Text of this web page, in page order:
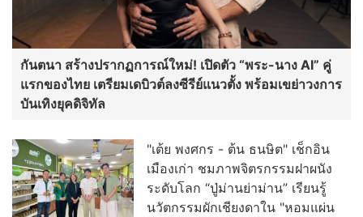
กันตนา สร้างปรากฏการณ์ใหม่! เปิดตัว “พระ-นาง AI” คู่
แรกของไทย เตรียมเดบิวต์ลงซีรีย์แนวตั้ง พร้อมเขย่าวงการ
บันเทิงยุคดิจิทัล
"เต้ย พงศกร - ต้น ธนษิต" เช็กอิน
เมืองเก่า ชมภาพจิตรกรรมฝาผนัง
ระดับโลก “ปู่ม่านย่าม่าน” เรียนรู้
นวัตกรรมผักเชียงดาใน "หอมแผ่น